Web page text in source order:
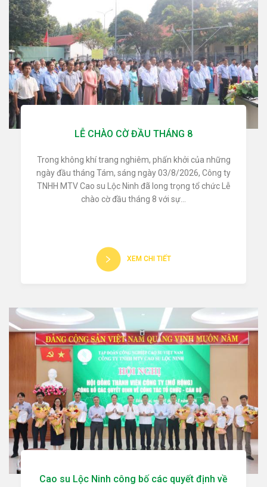
LỄ CHÀO CỜ ĐẦU THÁNG 8
Trong không khí trang nghiêm, phấn khởi của những
ngày đầu tháng Tám, sáng ngày 03/8/2026, Công ty
TNHH MTV Cao su Lộc Ninh đã long trọng tổ chức Lễ
chào cờ đầu tháng 8 với sự...
XEM CHI TIẾT
Cao su Lộc Ninh công bố các quyết định về